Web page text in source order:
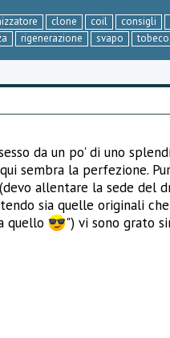
clone coil consigli
rigenerazione svapo tobeco
da un po' di uno
sembra la perfezione.
allentare la sede del
sia quelle originali
quello
") vi sono grato